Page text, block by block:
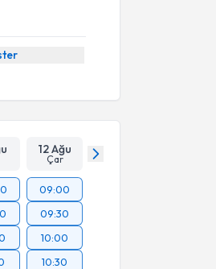
12 Ağu
Çar
09:00
09:30
10:00
10:30